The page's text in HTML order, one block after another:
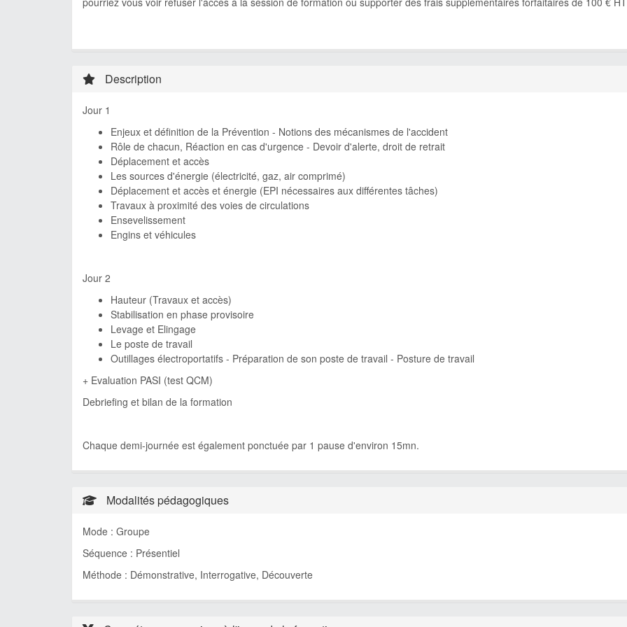
Description
Jour 1
Enjeux et définition de la Prévention - Notions des mécanismes de l'accident
Rôle de chacun, Réaction en cas d'urgence - Devoir d'alerte, droit de retrait
Déplacement et accès
Les sources d'énergie (électricité, gaz, air comprimé)
Déplacement et accès et énergie (EPI nécessaires aux différentes tâches)
Travaux à proximité des voies de circulations
Ensevelissement
Engins et véhicules
Jour 2
Hauteur (Travaux et accès)
Stabilisation en phase provisoire
Levage et Elingage
Le poste de travail
Outillages électroportatifs - Préparation de son poste de travail - Posture de travail
+ Evaluation PASI (test QCM)
Debriefing et bilan de la formation
Chaque demi-journée est également ponctuée par 1 pause d'environ 15mn.
Modalités pédagogiques
Mode : Groupe
Séquence : Présentiel
Méthode : Démonstrative, Interrogative, Découverte